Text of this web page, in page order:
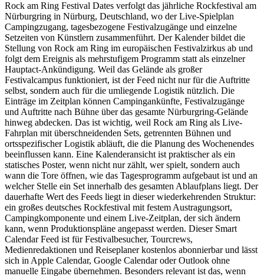
Rock am Ring Festival Dates verfolgt das jährliche Rockfestival am
Nürburgring in Nürburg, Deutschland, wo der Live-Spielplan
Campingzugang, tagesbezogene Festivalzugänge und einzelne
Setzeiten von Künstlern zusammenführt. Der Kalender bildet die
Stellung von Rock am Ring im europäischen Festivalzirkus ab und
folgt dem Ereignis als mehrstufigem Programm statt als einzelner
Hauptact-Ankündigung. Weil das Gelände als großer
Festivalcampus funktioniert, ist der Feed nicht nur für die Auftritte
selbst, sondern auch für die umliegende Logistik nützlich. Die
Einträge im Zeitplan können Campingankünfte, Festivalzugänge
und Auftritte nach Bühne über das gesamte Nürburgring-Gelände
hinweg abdecken. Das ist wichtig, weil Rock am Ring als Live-
Fahrplan mit überschneidenden Sets, getrennten Bühnen und
ortsspezifischer Logistik abläuft, die die Planung des Wochenendes
beeinflussen kann. Eine Kalenderansicht ist praktischer als ein
statisches Poster, wenn nicht nur zählt, wer spielt, sondern auch
wann die Tore öffnen, wie das Tagesprogramm aufgebaut ist und an
welcher Stelle ein Set innerhalb des gesamten Ablaufplans liegt. Der
dauerhafte Wert des Feeds liegt in dieser wiederkehrenden Struktur:
ein großes deutsches Rockfestival mit festem Austragungsort,
Campingkomponente und einem Live-Zeitplan, der sich ändern
kann, wenn Produktionspläne angepasst werden. Dieser Smart
Calendar Feed ist für Festivalbesucher, Tourcrews,
Medienredaktionen und Reiseplaner kostenlos abonnierbar und lässt
sich in Apple Calendar, Google Calendar oder Outlook ohne
manuelle Eingabe übernehmen. Besonders relevant ist das, wenn